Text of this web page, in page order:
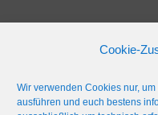
Cookie-
Wir verwenden Cookies nur,
ausführen und euch bestens